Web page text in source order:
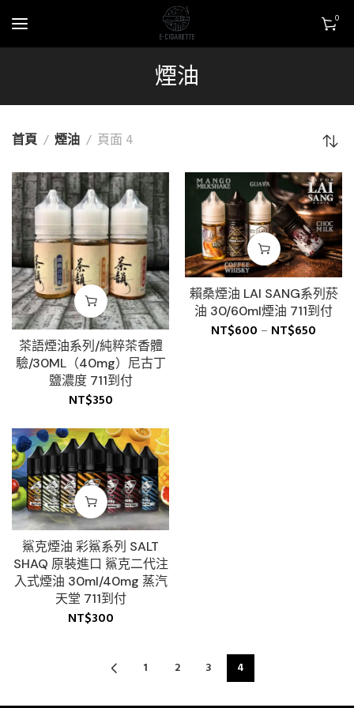
0
煙油
首頁 煙油 頁面 4
茶語煙油系列/純粹茶香體
驗/30ML（40mg）尼古丁
鹽濃度 711到付
NT$350
賴桑煙油 LAI SANG系列菸
油 30/60ml煙油 711到付
NT$600 – NT$650
鯊克煙油 彩鯊系列 SALT
SHAQ 原裝進口 鯊克二代注
入式煙油 30ml/40mg 蒸汽
天堂 711到付
NT$300
1 2 3 4